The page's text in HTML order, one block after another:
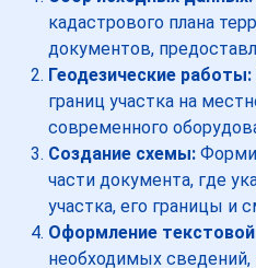
кадастрового плана
документов,
Геодезические работы:
границ участка на
современного
Создание схемы:
части документа, где
участка, его границы и
Оформление
необходимых сведений,